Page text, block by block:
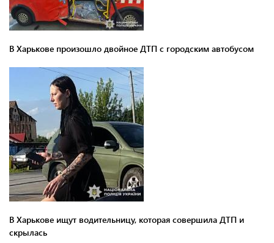
В Харькове произошло двойное ДТП с городским автобусом
В Харькове ищут водительницу, которая совершила ДТП и
скрылась